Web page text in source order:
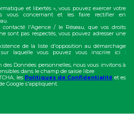
et libertés », vous pouvez exercer votre
vous concernant et les faire rectifier en
contacté l'Agence / le Réseau, que vos droits
sont pas respectés, vous pouvez adresser une
de la liste d'opposition au démarchage
laquelle vous pouvez vous inscrire ici :
des Données personnelles, nous vous invitons à
dans le champ de saisie libre
les Politiques de Confidentialité et es
Google s'appliquent.